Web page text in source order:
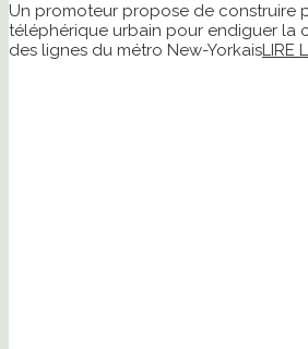
Un promoteur propose de construire
téléphérique urbain pour endiguer la
des lignes du métro New-YorkaisLIRE